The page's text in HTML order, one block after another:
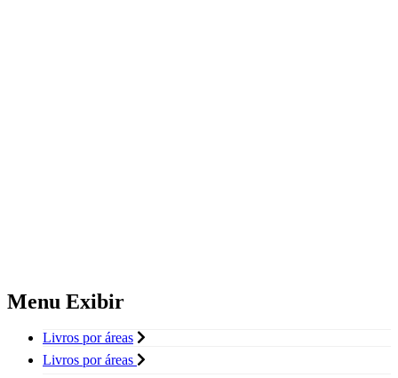
Menu Exibir
Livros por áreas
Livros por áreas